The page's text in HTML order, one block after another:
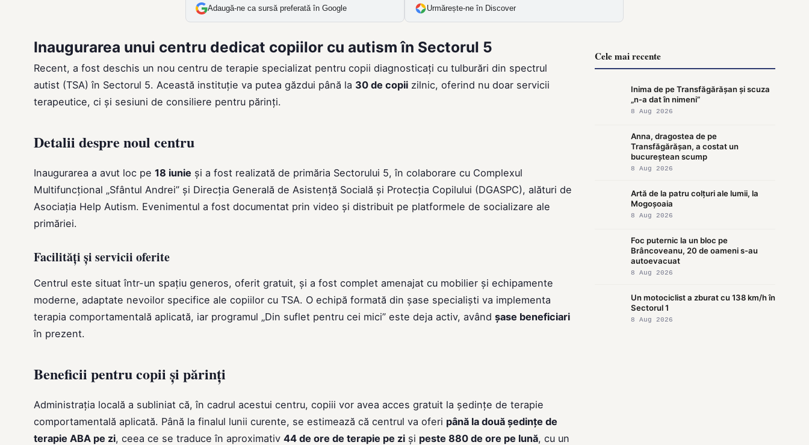
Adaugă-ne ca sursă preferată în Google Urmărește-ne în Discover
Inaugurarea unui centru dedicat copiilor cu autism în Sectorul 5
Recent, a fost deschis un nou centru de terapie specializat pentru copii diagnosticați cu tulburări din spectrul
autist (TSA) în Sectorul 5. Această instituție va putea găzdui până la 30 de copii zilnic, oferind nu doar servicii
terapeutice, ci și sesiuni de consiliere pentru părinți.
Detalii despre noul centru
Inaugurarea a avut loc pe 18 iunie și a fost realizată de primăria Sectorului 5, în colaborare cu Complexul
Multifuncțional „Sfântul Andrei” și Direcția Generală de Asistență Socială și Protecția Copilului (DGASPC), alături de
Asociația Help Autism. Evenimentul a fost documentat prin video și distribuit pe platformele de socializare ale
primăriei.
Facilități și servicii oferite
Centrul este situat într-un spațiu generos, oferit gratuit, și a fost complet amenajat cu mobilier și echipamente
moderne, adaptate nevoilor specifice ale copiilor cu TSA. O echipă formată din șase specialiști va implementa
terapia comportamentală aplicată, iar programul „Din suflet pentru cei mici” este deja activ, având șase beneficiari
în prezent.
Beneficii pentru copii și părinți
Administrația locală a subliniat că, în cadrul acestui centru, copiii vor avea acces gratuit la ședințe de terapie
comportamentală aplicată. Până la finalul lunii curente, se estimează că centrul va oferi până la două ședințe de
terapie ABA pe zi, ceea ce se traduce în aproximativ 44 de ore de terapie pe zi și peste 880 de ore pe lună, cu un
Cele mai recente
Inima de pe Transfăgărășan și scuza
„n-a dat în nimeni”
8 Aug 2026
Anna, dragostea de pe
Transfăgărășan, a costat un
bucureștean scump
8 Aug 2026
Artă de la patru colțuri ale lumii, la
Mogoșoaia
8 Aug 2026
Foc puternic la un bloc pe
Brâncoveanu, 20 de oameni s-au
autoevacuat
8 Aug 2026
Un motociclist a zburat cu 138 km/h în
Sectorul 1
8 Aug 2026